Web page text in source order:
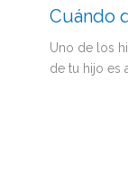
Cuándo
Uno de los
de tu hijo es